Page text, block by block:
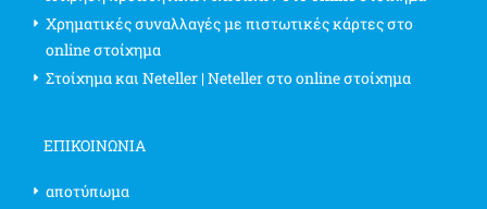
Χρηματικές συναλλαγές με πιστωτικές κάρτες στο
online στοίχημα
Στοίχημα και Neteller | Neteller στο online στοίχημα
ΕΠΙΚΟΙΝΩΝΊΑ
αποτύπωμα